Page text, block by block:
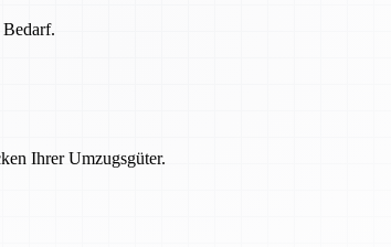
Ihrer Umzugsgüter.